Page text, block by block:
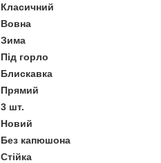
Класичний
Вовна
Зима
Під горло
Блискавка
Прямий
3 шт.
Новий
Без капюшона
Стійка